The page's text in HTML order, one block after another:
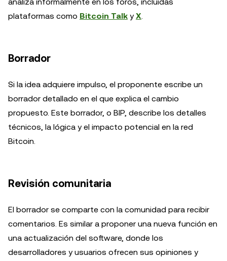
plataformas como Bitcoin Talk yX.
Borrador
Si la idea adquiere impulso, el proponente escribe un
borrador detallado en el que explica el cambio
propuesto. Este borrador, o BIP, describe los detalles
técnicos, la lógica y el impacto potencial en la red
Bitcoin.
Revisión comunitaria
El borrador se comparte con la comunidad para recibir
comentarios. Es similar a proponer una nueva función en
una actualización del software, donde los
desarrolladores y usuarios ofrecen sus opiniones y